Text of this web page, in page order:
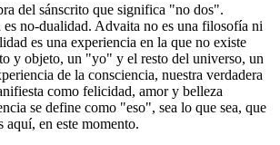
del sánscrito que significa "no dos".
no-dualidad. Advaita no es una filosofía ni
es una experiencia en la que no existe
y objeto, un "yo" y el resto del universo, un
de la consciencia, nuestra verdadera
como felicidad, amor y belleza
se define como "eso", sea lo que sea, que
aquí, en este momento.